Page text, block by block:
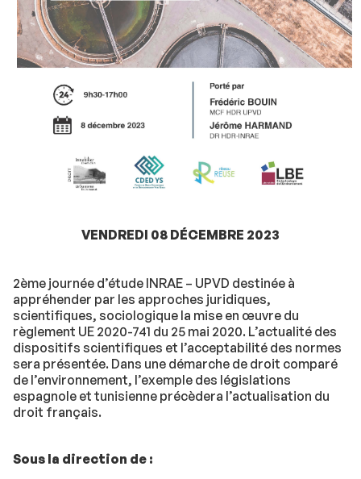
VENDREDI 08 DÉCEMBRE 2023
2ème journée d’étude INRAE – UPVD destinée à
appréhender par les approches juridiques,
scientifiques, sociologique la mise en œuvre du
règlement UE 2020-741 du 25 mai 2020. L’actualité des
dispositifs scientifiques et l’acceptabilité des normes
sera présentée. Dans une démarche de droit comparé
de l’environnement, l’exemple des législations
espagnole et tunisienne précèdera l’actualisation du
droit français.
Sous la direction de :